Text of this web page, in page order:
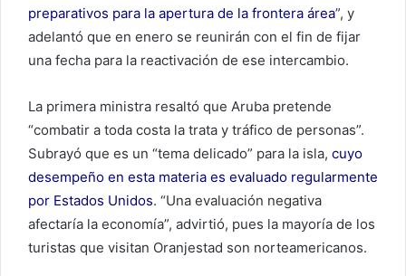
preparativos para la apertura de la frontera área”, y
adelantó que en enero se reunirán con el fin de fijar
una fecha para la reactivación de ese intercambio.
La primera ministra resaltó que Aruba pretende
“combatir a toda costa la trata y tráfico de personas”.
Subrayó que es un “tema delicado” para la isla, cuyo
desempeño en esta materia es evaluado regularmente
por Estados Unidos. “Una evaluación negativa
afectaría la economía”, advirtió, pues la mayoría de los
turistas que visitan Oranjestad son norteamericanos.